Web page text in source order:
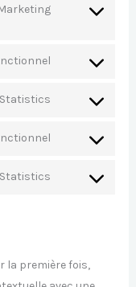
Statistics
Statistics
la première fois,